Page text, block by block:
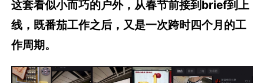
这套看似小而巧的户外，从春节前接到brief到上
线，既番茄工作之后，又是一次跨时四个月的工
作周期。